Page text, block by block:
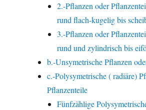
2.-Pflanzen oder
rund flach-kugelig bis
3.-Pflanzen oder
rund und zylindrisch bis
b.-Unsymetrische Pflanzen
c.-Polysymetrische ( radiäre)
Pflanzenteile
Fünfzählige